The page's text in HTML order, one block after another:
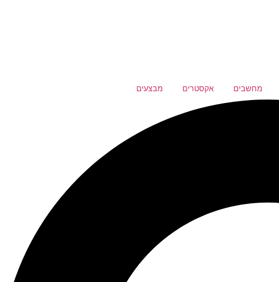
מחשבים אקסטרים
מבצעים